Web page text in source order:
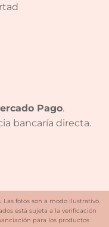
Pago.
bancaría directa.
Las fotos son a modo ilustrativo.
está sujeta a la verificación
para los productos